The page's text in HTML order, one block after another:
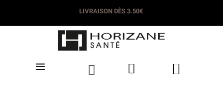
LIVRAISON DÈS 3.50€